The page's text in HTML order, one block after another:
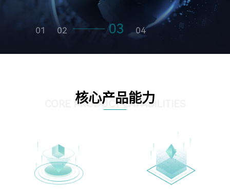
01 02 03 04
核心产品能力
CORE PRODUCT CAPABILITIES